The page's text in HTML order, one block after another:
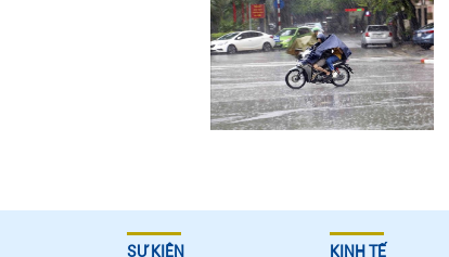
SỰ KIÊN KINH TẾ